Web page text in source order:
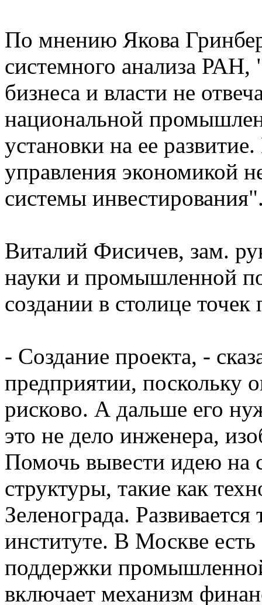
По мнению Якова
системного анализа РАН,
бизнеса и власти не
национальной
установки на ее
управления экономикой
системы
Виталий Фисичев, зам.
науки и промышленной
создании в столице
- Создание проекта, -
предприятии, поскольку
рисково. А дальше его
это не дело инженера,
Помочь вывести идею на
структуры, такие как
Зеленограда.
институте. В Москве
поддержки
включает механизм